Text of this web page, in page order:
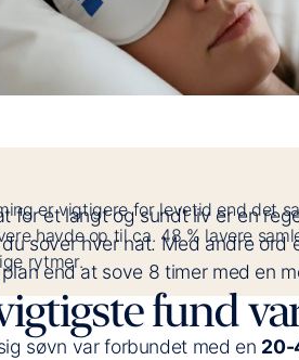
er vigtigere for levetid end det
havde op til ca. 48 % lavere
rytmer.
for et langt og sundt liv er en
sover hver nat. Med andre
end at sove 8 timer med en
fund
søvn var forbundet med en 20-